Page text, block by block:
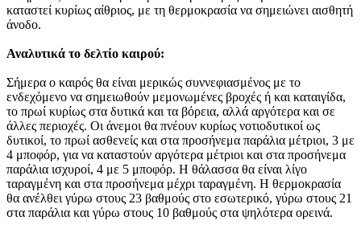
καταστεί κυρίως αίθριος, με τη θερμοκρασία να σημειώνει αισθητή
άνοδο.
Αναλυτικά το δελτίο καιρού:
Σήμερα ο καιρός θα είναι μερικώς συννεφιασμένος με το
ενδεχόμενο να σημειωθούν μεμονωμένες βροχές ή και καταιγίδα,
το πρωί κυρίως στα δυτικά και τα βόρεια, αλλά αργότερα και σε
άλλες περιοχές. Οι άνεμοι θα πνέουν κυρίως νοτιοδυτικοί ως
δυτικοί, το πρωί ασθενείς και στα προσήνεμα παράλια μέτριοι, 3 με
4 μποφόρ, για να καταστούν αργότερα μέτριοι και στα προσήνεμα
παράλια ισχυροί, 4 με 5 μποφόρ. Η θάλασσα θα είναι λίγο
ταραγμένη και στα προσήνεμα μέχρι ταραγμένη. Η θερμοκρασία
θα ανέλθει γύρω στους 23 βαθμούς στο εσωτερικό, γύρω στους 21
στα παράλια και γύρω στους 10 βαθμούς στα ψηλότερα ορεινά.